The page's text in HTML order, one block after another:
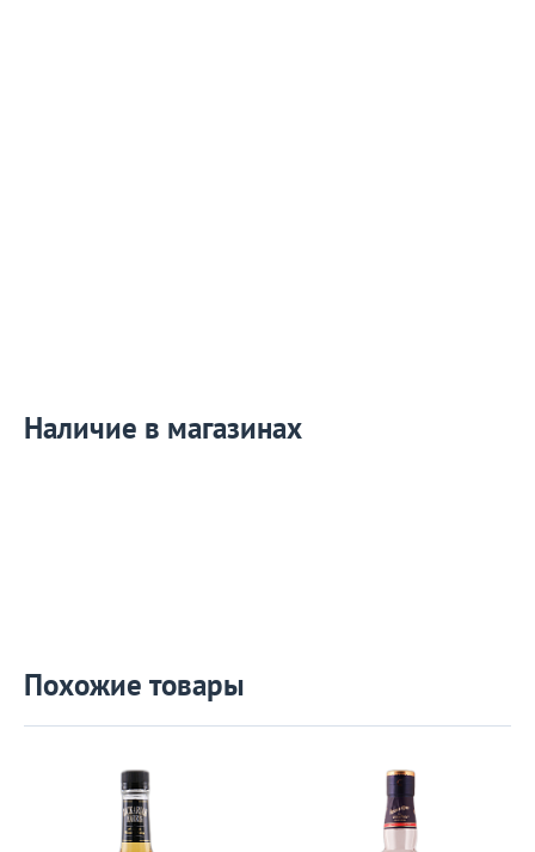
Наличие в магазинах
Похожие товары